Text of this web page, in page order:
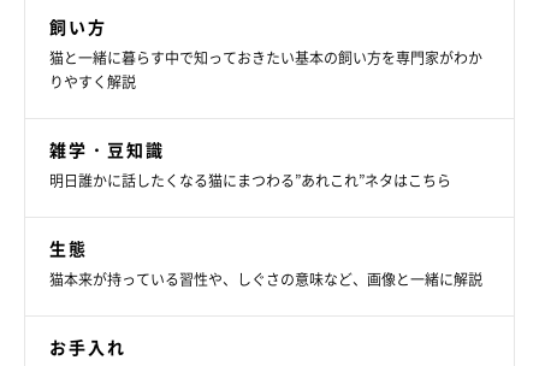
参考／「ねこのきもち」2026年5月号『いつもゴキゲン♪でいて
ほしいから 愛猫が気分よく暮らすために飼い主さんができるこ
文／柏田ゆき
※写真はスマホアプリ「いぬ・ねこのきもち」で投稿されたもの
※記事と写真に関連性がない場合もあります。
飼い方
猫と一緒に暮らす中で知っておきたい基本の飼い方を専門家がわか
りやすく解説
雑学・豆知識
明日誰かに話したくなる猫にまつわる”あれこれ”ネタはこちら
生態
猫本来が持っている習性や、しぐさの意味など、画像と一緒に解説
お手入れ